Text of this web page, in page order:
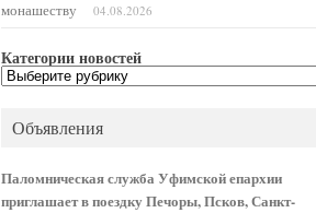
монашеству
04.08.2026
Категории новостей
Категории
новостей
Объявления
Паломническая служба Уфимской епархии
приглашает в поездку Печоры, Псков, Санкт-